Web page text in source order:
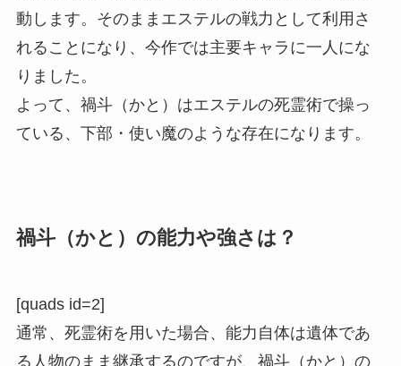
動します。そのままエステルの戦力として利用さ
れることになり、今作では主要キャラに一人にな
りました。
よって、禍斗（かと）はエステルの死霊術で操っ
ている、下部・使い魔のような存在になります。
禍斗（かと）の能力や強さは？
[quads id=2]
通常、死霊術を用いた場合、能力自体は遺体であ
る人物のまま継承するのですが、禍斗（かと）の